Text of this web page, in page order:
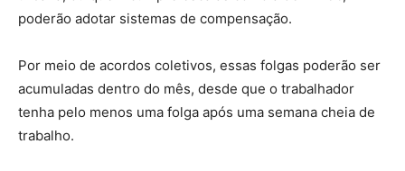
poderão adotar sistemas de compensação.
Por meio de acordos coletivos, essas folgas poderão ser
acumuladas dentro do mês, desde que o trabalhador
tenha pelo menos uma folga após uma semana cheia de
trabalho.